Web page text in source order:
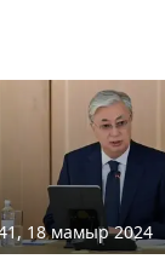
18 мамыр 2024